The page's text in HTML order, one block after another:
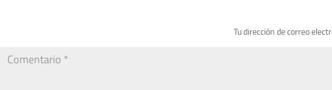
Tu dirección de correo